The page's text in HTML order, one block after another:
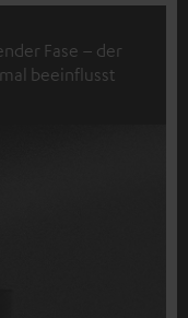
Fase – der
beeinflusst